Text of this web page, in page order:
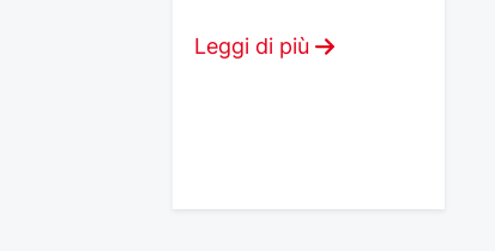
Leggi di più